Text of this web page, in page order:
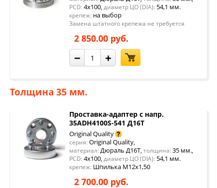
PCD: 4x100, диаметр ЦО (DIA): 54,1 мм.
крепеж: на выбор
Замена штатного крепежа не требуется
2 850.00 руб.
− +
Толщина 35 мм.
Проставка-адаптер с напр.
35ADH4100S-541 Д16Т
Original Quality
серия: Original Quality,
материал: Дюраль Д16Т, толщина: 35 мм.,
PCD: 4x100, диаметр ЦО (DIA): 54,1 мм.
крепеж: Шпилька М12х1,50
2 700.00 руб.